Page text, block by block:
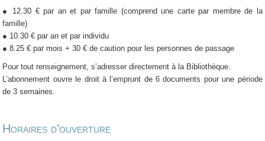
● 12.30 € par an et par famille (comprend une carte par membre de la
famille)
● 10.30 € par an et par individu
● 8.25 € par mois + 30 € de caution pour les personnes de passage
Pour tout renseignement, s’adresser directement à la Bibliothèque.
L’abonnement ouvre le droit à l’emprunt de 6 documents pour une période
de 3 semaines.
Horaires d’ouverture